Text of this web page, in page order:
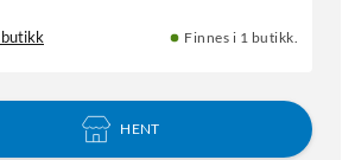
butikk Finnes i 1 butikk.
HENT